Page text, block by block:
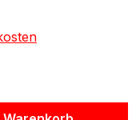
Wert ein oder